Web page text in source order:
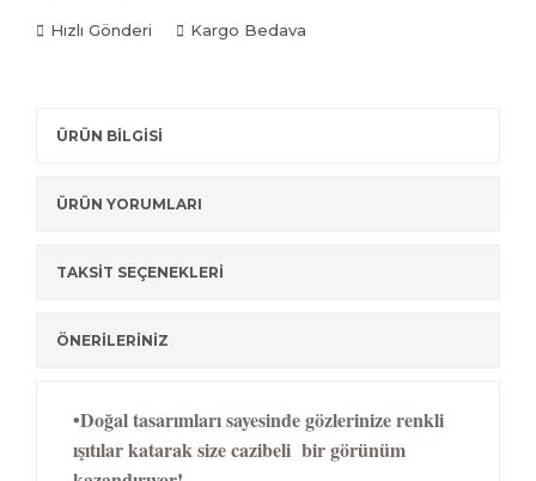
Hızlı Gönderi Kargo Bedava
ÜRÜN BİLGİSİ
ÜRÜN YORUMLARI
TAKSİT SEÇENEKLERİ
ÖNERİLERİNİZ
•Doğal tasarımları sayesinde gözlerinize renkli
ışıtılar katarak size cazibeli bir görünüm